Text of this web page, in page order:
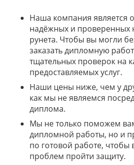
Наша компания является
надёжных и проверенных
рунета. Чтобы вы могли
заказать дипломную
тщательных проверок на
предоставляемых услуг.
Наши цены ниже, чем у
как мы не являемся
диплома.
Мы не только поможем
дипломной работы, но и
по готовой работе, чтобы
проблем пройти защиту.